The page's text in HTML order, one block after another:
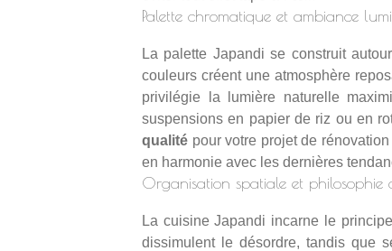
Palette chromatique et ambiance
La palette Japandi se construit
couleurs créent une atmosphère
privilégie la lumière naturelle
suspensions en papier de riz ou en
qualité pour votre projet de
en harmonie avec les dernières
Organisation spatiale et philosophie
La cuisine Japandi incarne le
dissimulent le désordre, tandis que